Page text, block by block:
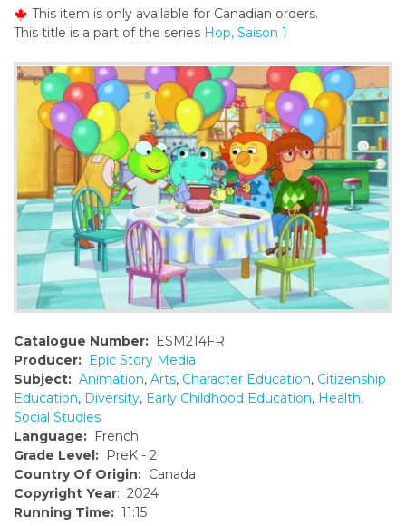
t
e
n
t
This item is only available for Canadian orders.
This title is a part of the series Hop, Saison 1
Catalogue Number: ESM214FR
Producer: Epic Story Media
Subject: Animation, Arts, Character Education, Citizenship
Education, Diversity, Early Childhood Education, Health,
Social Studies
Language: French
Grade Level: PreK - 2
Country Of Origin: Canada
Copyright Year: 2024
Running Time: 11:15